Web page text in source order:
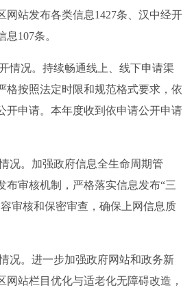
网站发布各类信息1427条
汉中经开
息107条。
情况。 持续畅通线上、线下申请渠
格按照法定时限和规范格式要求，依
开申请。本年度收到依申请公开申请
况。 加强政府信息全生命周期管
布审核机制，严格落实信息发布“三
审核和保密审查，确保上网信息质
况。 进一步加强政府网站和政务新
网站栏目优化与适老化无障碍改造，